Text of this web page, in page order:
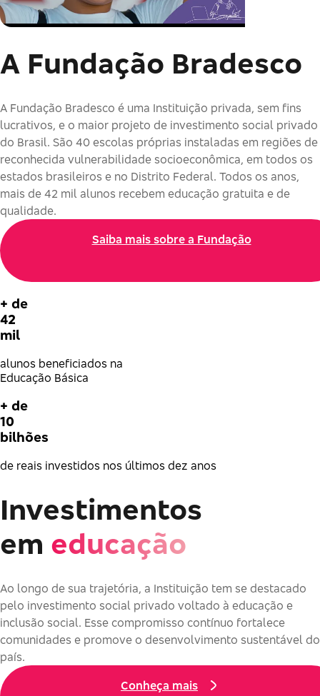
A Fundação Bradesco
A Fundação Bradesco é uma Instituição privada, sem fins
lucrativos, e o maior projeto de investimento social privado
do Brasil. São 40 escolas próprias instaladas em regiões de
reconhecida vulnerabilidade socioeconômica, em todos os
estados brasileiros e no Distrito Federal. Todos os anos,
mais de 42 mil alunos recebem educação gratuita e de
qualidade.
Saiba mais sobre a Fundação
+ de
42
mil
alunos beneficiados na
Educação Básica
+ de
10
bilhões
de reais investidos nos últimos dez anos
Investimentos
em educação
Ao longo de sua trajetória, a Instituição tem se destacado
pelo investimento social privado voltado à educação e
inclusão social. Esse compromisso contínuo fortalece
comunidades e promove o desenvolvimento sustentável do
país.
Conheça mais